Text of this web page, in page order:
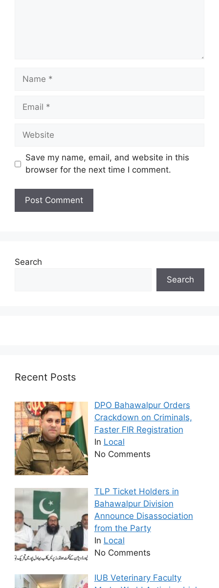
Name
Email
Website
Save my name, email, and website in this
browser for the next time I comment.
Search
Search
Recent Posts
DPO Bahawalpur Orders
Crackdown on Criminals,
Faster FIR Registration
In Local
No Comments
TLP Ticket Holders in
Bahawalpur Division
Announce Disassociation
from the Party
In Local
No Comments
IUB Veterinary Faculty